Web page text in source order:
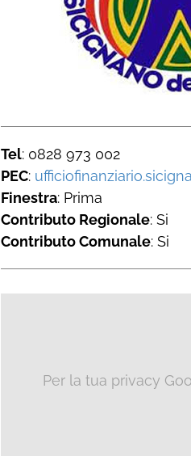
Tel: 0828 973 002
PEC:
Finestra: Prima
Contributo Regionale: Si
Contributo Comunale: Si
Per la tua privacy